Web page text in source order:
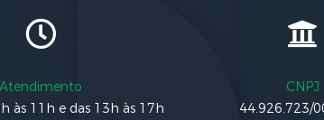
Atendimento
às 11h e das 13h às 17h
CNPJ
44.926.723/